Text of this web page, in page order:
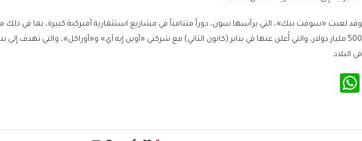
وقد لعبت «سوفت بنك»، التي يرأسها سون، دوراً متنامياً في مشاريع استثمارية أميركية كبيرة، بما في ذلك
500 مليار دولار، والتي أُعلن عنها في يناير (كانون الثاني) مع شركتي «أوبن إيه آي» و«أوراكل»، والتي تهدف إلى
في البلاد.